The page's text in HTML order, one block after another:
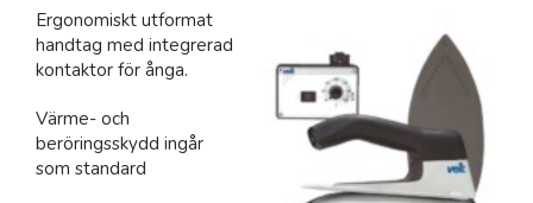
Ergonomiskt utformat
handtag med integrerad
kontaktor för ånga.
Värme- och
beröringsskydd ingår
som standard